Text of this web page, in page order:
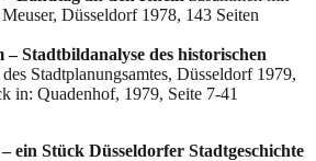
Düsseldorf 1978, 143 Seiten
– Stadtbildanalyse des historischen
Stadtplanungsamtes, Düsseldorf 1979,
in: Quadenhof, 1979, Seite 7-41
ein Stück Düsseldorfer Stadtgeschichte